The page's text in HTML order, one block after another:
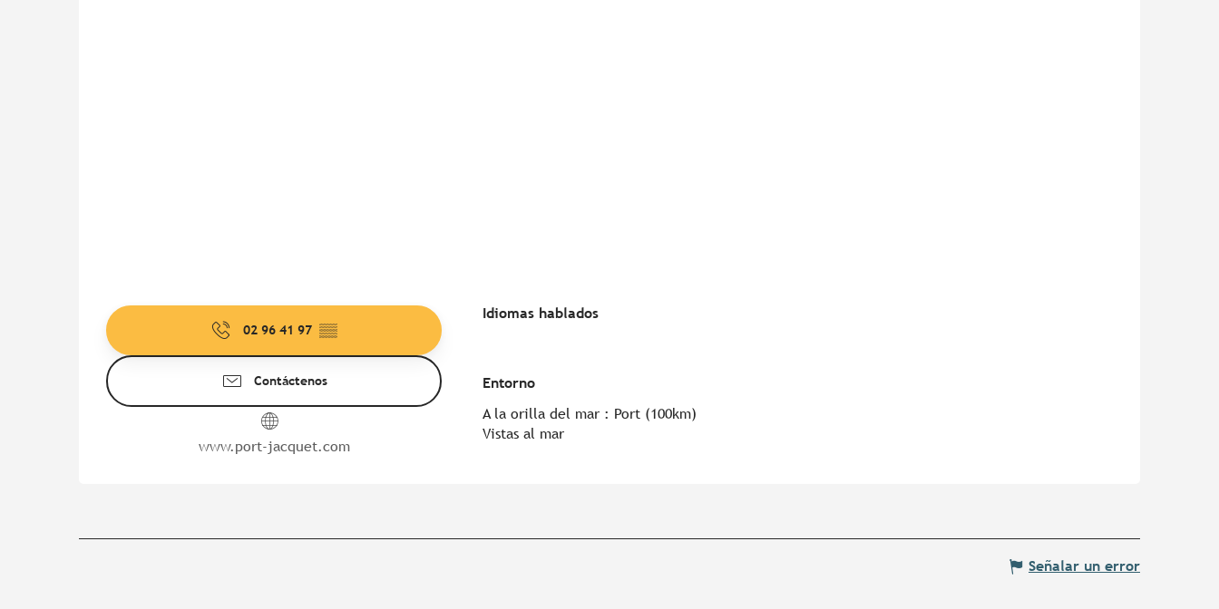
02 96 41 97 ▒▒
Contáctenos
www.port-jacquet.com
Idiomas hablados
Idiomas hablados
Entorno
Entorno
A la orilla del mar : Port (100km)
Vistas al mar
Señalar un error